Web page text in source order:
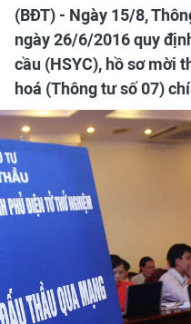
(BĐT) - Ngày 15/8,
ngày 26/6/2016 quy
cầu (HSYC), hồ sơ mời
hoá (Thông tư số 07)